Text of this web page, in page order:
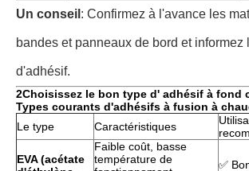
Un conseil : Confirmez à l'avance les
bandes et panneaux de bord et informez
d'adhésif.
2Choisissez le bon type d' adhésif à fond
Types courants d'adhésifs à fusion à
Le type
Caractéristiques
EVA (acétate
Faible coût, basse
température de
✅